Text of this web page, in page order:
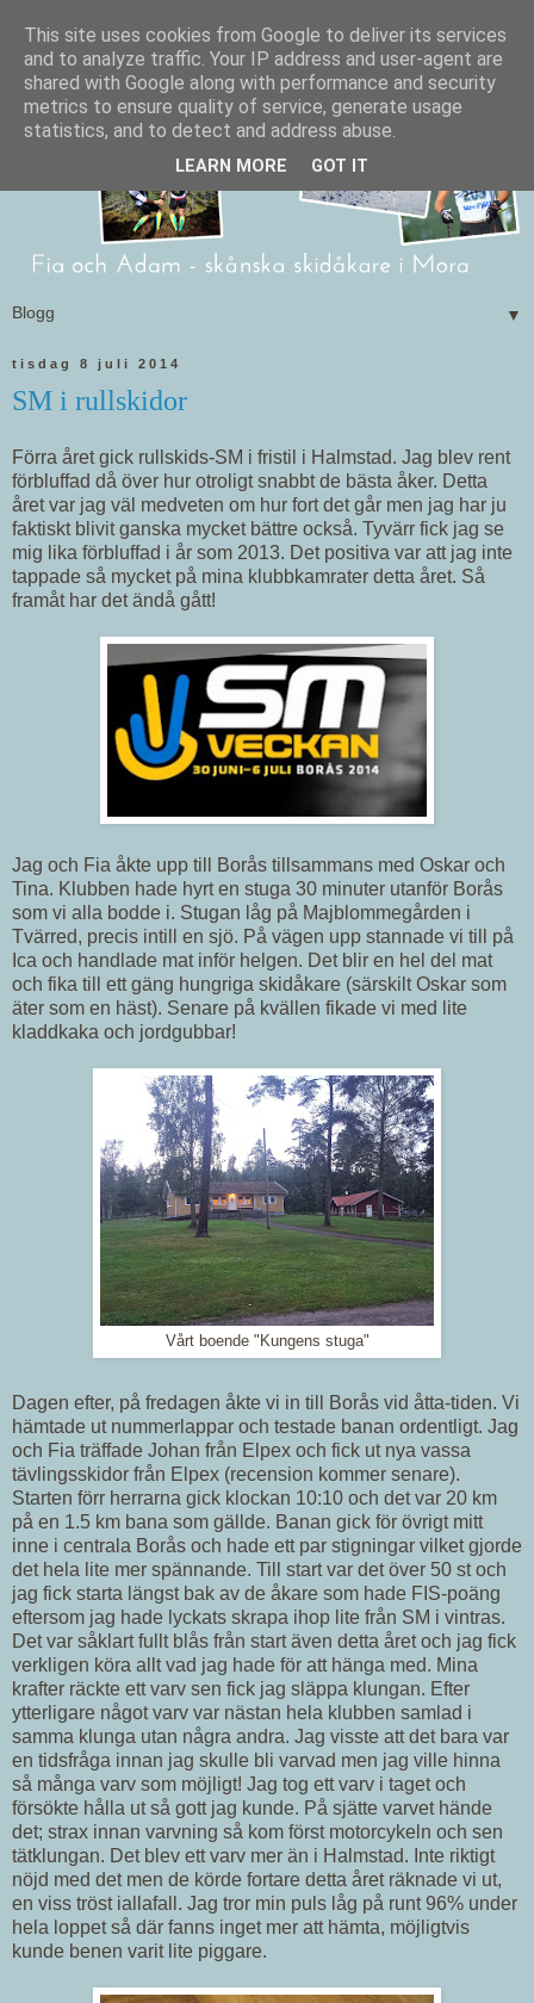
▼
tisdag 8 juli 2014
SM i rullskidor
Förra året gick rullskids-SM i fristil i Halmstad. Jag blev rent
förbluffad då över hur otroligt snabbt de bästa åker. Detta
året var jag väl medveten om hur fort det går men jag har ju
faktiskt blivit ganska mycket bättre också. Tyvärr fick jag se
mig lika förbluffad i år som 2013. Det positiva var att jag inte
tappade så mycket på mina klubbkamrater detta året. Så
framåt har det ändå gått!
Jag och Fia åkte upp till Borås tillsammans med Oskar och
Tina. Klubben hade hyrt en stuga 30 minuter utanför Borås
som vi alla bodde i. Stugan låg på Majblommegården i
Tvärred, precis intill en sjö. På vägen upp stannade vi till på
Ica och handlade mat inför helgen. Det blir en hel del mat
och fika till ett gäng hungriga skidåkare (särskilt Oskar som
äter som en häst). Senare på kvällen fikade vi med lite
kladdkaka och jordgubbar!
Vårt boende "Kungens stuga"
Dagen efter, på fredagen åkte vi in till Borås vid åtta-tiden. Vi
hämtade ut nummerlappar och testade banan ordentligt. Jag
och Fia träffade Johan från Elpex och fick ut nya vassa
tävlingsskidor från Elpex (recension kommer senare).
Starten förr herrarna gick klockan 10:10 och det var 20 km
på en 1.5 km bana som gällde. Banan gick för övrigt mitt
inne i centrala Borås och hade ett par stigningar vilket gjorde
det hela lite mer spännande. Till start var det över 50 st och
jag fick starta längst bak av de åkare som hade FIS-poäng
eftersom jag hade lyckats skrapa ihop lite från SM i vintras.
Det var såklart fullt blås från start även detta året och jag fick
verkligen köra allt vad jag hade för att hänga med. Mina
krafter räckte ett varv sen fick jag släppa klungan. Efter
ytterligare något varv var nästan hela klubben samlad i
samma klunga utan några andra. Jag visste att det bara var
en tidsfråga innan jag skulle bli varvad men jag ville hinna
så många varv som möjligt! Jag tog ett varv i taget och
försökte hålla ut så gott jag kunde. På sjätte varvet hände
det; strax innan varvning så kom först motorcykeln och sen
tätklungan. Det blev ett varv mer än i Halmstad. Inte riktigt
nöjd med det men de körde fortare detta året räknade vi ut,
en viss tröst iallafall. Jag tror min puls låg på runt 96% under
hela loppet så där fanns inget mer att hämta, möjligtvis
kunde benen varit lite piggare.
This site uses cookies from Google to deliver its services
and to analyze traffic. Your IP address and user-agent are
shared with Google along with performance and security
metrics to ensure quality of service, generate usage
statistics, and to detect and address abuse.
LEARN MORE GOT IT